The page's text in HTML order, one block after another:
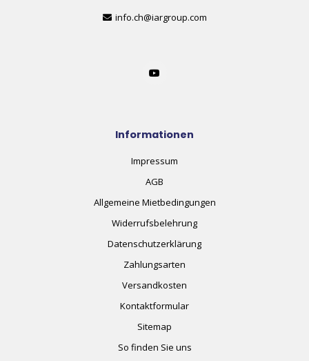
info.ch@iargroup.com
Informationen
Impressum
AGB
Allgemeine Mietbedingungen
Widerrufsbelehrung
Datenschutzerklärung
Zahlungsarten
Versandkosten
Kontaktformular
Sitemap
So finden Sie uns